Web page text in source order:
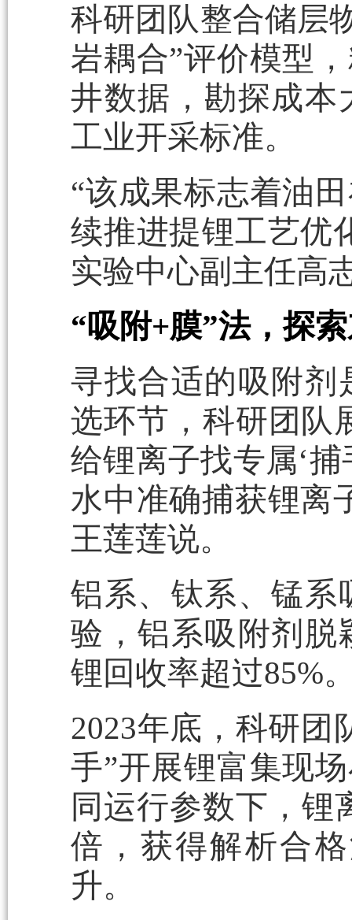
科研团队整合储层
岩耦合”评价模型
井数据，勘探成本
工业开采标准。
“该成果标志着油
续推进提锂工艺优
实验中心副主任高
“吸附+膜”法，探
寻找合适的吸附剂
选环节，科研团队
给锂离子找专属‘
水中准确捕获锂离
王莲莲说。
铝系、钛系、锰系
验，铝系吸附剂脱
锂回收率超过85%
2023年底，科研团
手”开展锂富集现
同运行参数下，锂
倍，获得解析合
升。